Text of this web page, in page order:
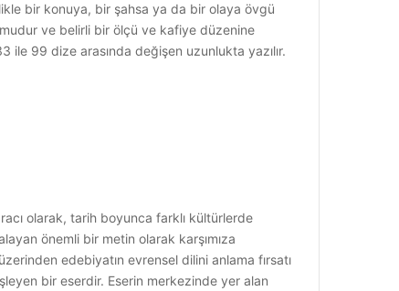
bir konuya, bir şahsa ya da bir olaya övgü
ve belirli bir ölçü ve kafiye düzenine
99 dize arasında değişen uzunlukta yazılır.
olarak, tarih boyunca farklı kültürlerde
önemli bir metin olarak karşımıza
edebiyatın evrensel dilini anlama fırsatı
bir eserdir. Eserin merkezinde yer alan